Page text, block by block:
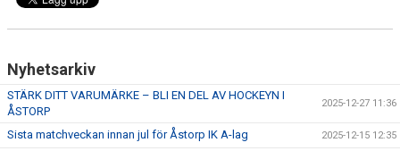
Nyhetsarkiv
STÄRK DITT VARUMÄRKE – BLI EN DEL AV HOCKEYN I
ÅSTORP
2025-12-27 11:36
Sista matchveckan innan jul för Åstorp IK A-lag 2025-12-15 12:35